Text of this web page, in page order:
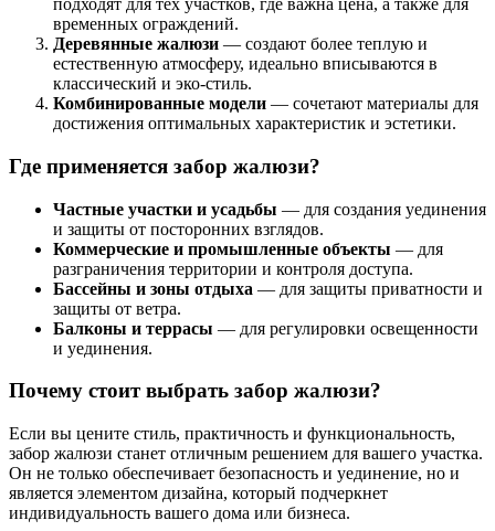
подходят для тех участков, где важна цена, а также для
временных ограждений.
Деревянные жалюзи — создают более теплую и
естественную атмосферу, идеально вписываются в
классический и эко-стиль.
Комбинированные модели — сочетают материалы для
достижения оптимальных характеристик и эстетики.
Где применяется забор жалюзи?
Частные участки и усадьбы — для создания уединения
и защиты от посторонних взглядов.
Коммерческие и промышленные объекты — для
разграничения территории и контроля доступа.
Бассейны и зоны отдыха — для защиты приватности и
защиты от ветра.
Балконы и террасы — для регулировки освещенности
и уединения.
Почему стоит выбрать забор жалюзи?
Если вы цените стиль, практичность и функциональность,
забор жалюзи станет отличным решением для вашего участка.
Он не только обеспечивает безопасность и уединение, но и
является элементом дизайна, который подчеркнет
индивидуальность вашего дома или бизнеса.